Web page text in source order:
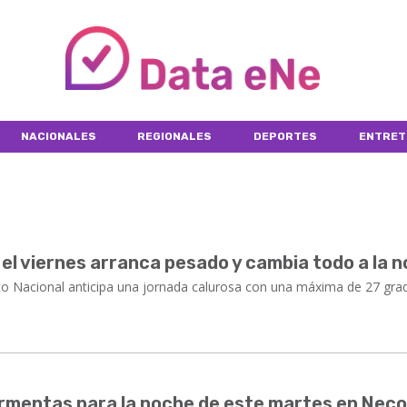
NACIONALES REGIONALES DEPORTES
viernes arranca pesado y cambia todo a la
Nacional anticipa una jornada calurosa con una máxima de 27